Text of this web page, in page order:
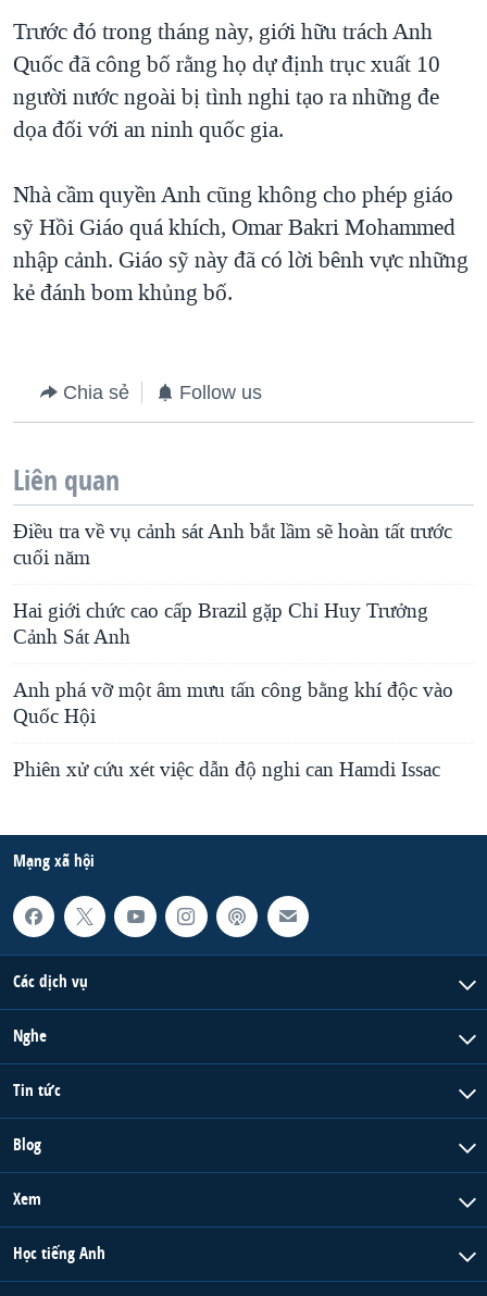
Trước đó trong tháng này, giới hữu trách Anh
Quốc đã công bố rằng họ dự định trục xuất 10
người nước ngoài bị tình nghi tạo ra những đe
dọa đối với an ninh quốc gia.
Nhà cầm quyền Anh cũng không cho phép giáo
sỹ Hồi Giáo quá khích, Omar Bakri Mohammed
nhập cảnh. Giáo sỹ này đã có lời bênh vực những
kẻ đánh bom khủng bố.
Chia sẻ Follow us
Liên quan
Ðiều tra về vụ cảnh sát Anh bắt lầm sẽ hoàn tất trước
cuối năm
Hai giới chức cao cấp Brazil gặp Chỉ Huy Trưởng
Cảnh Sát Anh
Anh phá vỡ một âm mưu tấn công bằng khí độc vào
Quốc Hội
Phiên xử cứu xét việc dẫn độ nghi can Hamdi Issac
Mạng xã hội
Các dịch vụ
Nghe
Tin tức
Blog
Xem
Học tiếng Anh